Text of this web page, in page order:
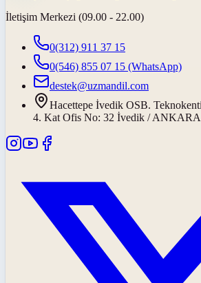
İletişim Merkezi (09.00 - 22.00)
0(312) 911 37 15
0(546) 855 07 15 (WhatsApp)
destek@uzmandil.com
Hacettepe İvedik OSB.
4. Kat Ofis No: 32 İvedik / ANKARA